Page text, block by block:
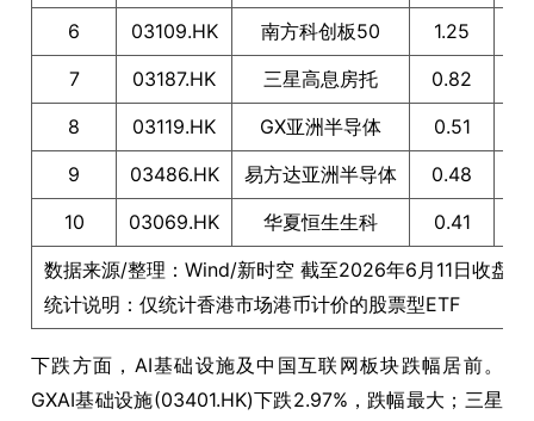
6
03109.HK 南方科创板50
1.25
7
03187.HK 三星高息房托 0.82
8
03119.HK GX亚洲半导体
0.51
9
03486.HK 易方达亚洲半导体
0.48
10
03069.HK 华夏恒生生科
0.41
数据来源/整理：Wind/新时空 截至2026年6月11日收盘
统计说明：仅统计香港市场港币计价的股票型ETF
下跌方面，AI基础设施及中国互联网板块跌幅居前。
GXAI基础设施(03401.HK)下跌2.97%，跌幅最大；三星